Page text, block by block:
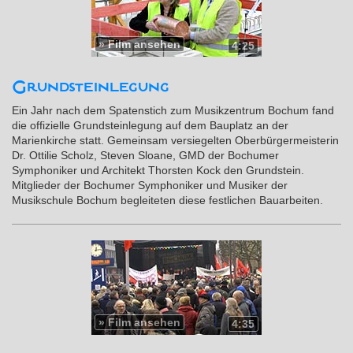
4:25
»Film ansehen
Grundsteinlegung
Ein Jahr nach dem Spatenstich zum Musikzentrum Bochum fand
die offizielle Grundsteinlegung auf dem Bauplatz an der
Marienkirche statt. Gemeinsam versiegelten Oberbürgermeisterin
Dr. Ottilie Scholz, Steven Sloane, GMD der Bochumer
Symphoniker und Architekt Thorsten Kock den Grundstein.
Mitglieder der Bochumer Symphoniker und Musiker der
Musikschule Bochum begleiteten diese festlichen Bauarbeiten.
4:35
»Film ansehen